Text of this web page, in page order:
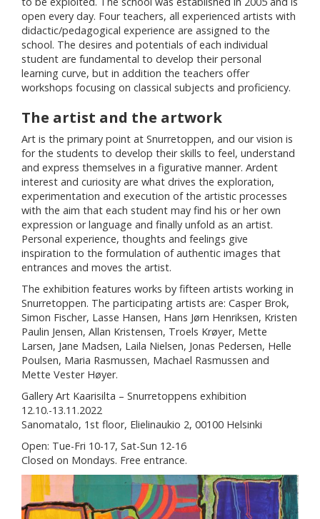
open every day. Four teachers, all experienced artists with
didactic/pedagogical experience are assigned to the
school. The desires and potentials of each individual
student are fundamental to develop their personal
learning curve, but in addition the teachers offer
workshops focusing on classical subjects and proficiency.
The artist and the artwork
Art is the primary point at Snurretoppen, and our vision is
for the students to develop their skills to feel, understand
and express themselves in a figurative manner. Ardent
interest and curiosity are what drives the exploration,
experimentation and execution of the artistic processes
with the aim that each student may find his or her own
expression or language and finally unfold as an artist.
Personal experience, thoughts and feelings give
inspiration to the formulation of authentic images that
entrances and moves the artist.
The exhibition features works by fifteen artists working in
Snurretoppen. The participating artists are: Casper Brok,
Simon Fischer, Lasse Hansen, Hans Jørn Henriksen, Kristen
Paulin Jensen, Allan Kristensen, Troels Krøyer, Mette
Larsen, Jane Madsen, Laila Nielsen, Jonas Pedersen, Helle
Poulsen, Maria Rasmussen, Machael Rasmussen and
Mette Vester Høyer.
Gallery Art Kaarisilta – Snurretoppens exhibition
12.10.-13.11.2022
Sanomatalo, 1st floor, Elielinaukio 2, 00100 Helsinki
Open: Tue-Fri 10-17, Sat-Sun 12-16
Closed on Mondays. Free entrance.